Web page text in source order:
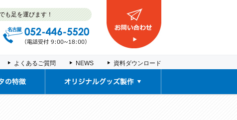
も足を運びます！
よくあるご質問 NEWS 資料ダウンロード